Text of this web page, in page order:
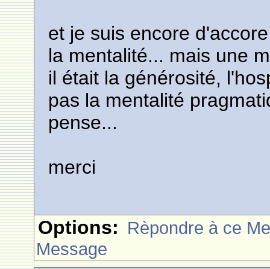
et je suis encore
la mentalité... mais une
il était la générosité,
pas la mentalité
pense...
merci
Options: Rèpondre à ce
Message